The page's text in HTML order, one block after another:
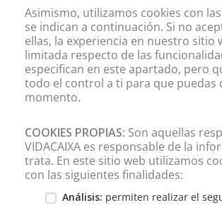
Asimismo, utilizamos cookies con
se indican a continuación. Si no
ellas, la experiencia en nuestro sitio
limitada respecto de las
especifican en este apartado, pero
todo el control a ti para que puedas
momento.
COOKIES PROPIAS: Son aquellas
VIDACAIXA es responsable de la
trata. En este sitio web utilizamos
con las siguientes finalidades:
Análisis: permiten realizar el